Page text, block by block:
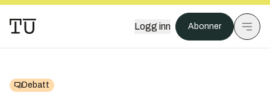
Logg inn Abonner
Debatt